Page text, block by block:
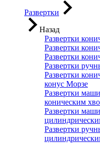
Развертки
Назад
Развертки
Развертки
Развертки
Развертки
Развертки
конус Морзе
Развертки
коническим
Развертки
Развертки